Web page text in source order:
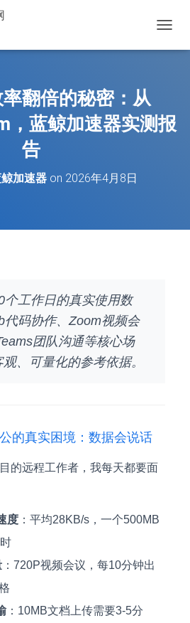
换
翻倍的秘密：从
，蓝鲸加速器实测报
告
加速器 on 2026年4月8日
个工作日的真实使用数
代码协作、Zoom视频会
团队沟通等核心场
、可量化的参考依据。
的真实困境：数据会说话
的远程工作者，我每天都要面
度 ：平均28KB/s，一个500MB
：720P视频会议，每10分钟出
：10MB文档上传需要3-5分